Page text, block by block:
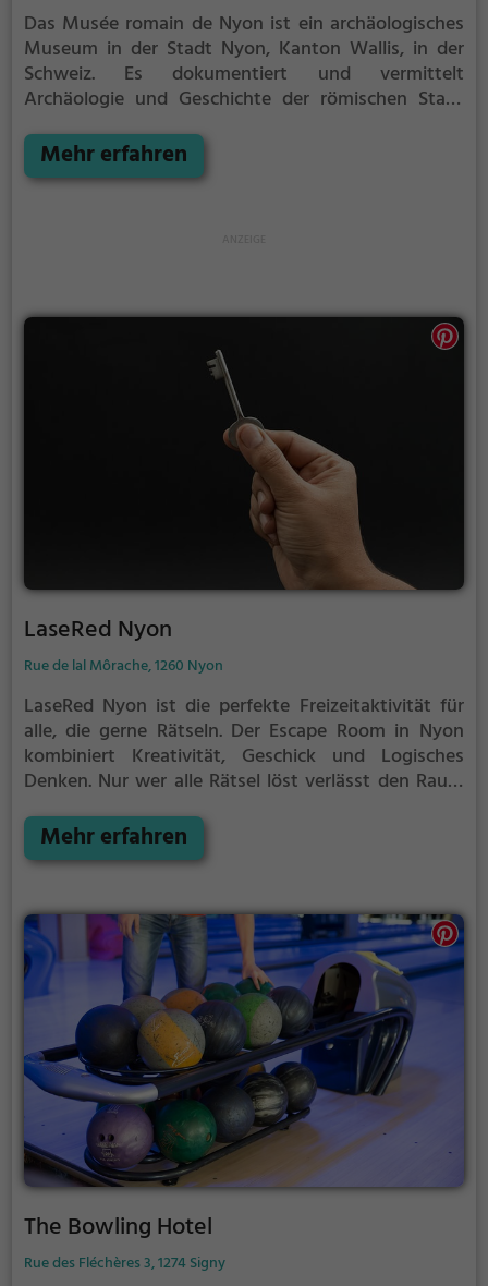
Das Musée romain de Nyon ist ein archäologisches
Museum in der Stadt Nyon, Kanton Wallis, in der
Schweiz. Es dokumentiert und vermittelt
Archäologie und Geschichte der römischen Stadt
welcher die neue Stadt Nyon hervorging.
Mehr erfahren
LaseRed Nyon
Rue de lal Môrache, 1260 Nyon
LaseRed Nyon ist die perfekte Freizeitaktivität für
alle, die gerne Rätseln. Der Escape Room in Nyon
kombiniert Kreativität, Geschick und Logisches
Denken. Nur wer alle Rätsel löst verlässt den Raum
gewinnen. Im Escape Room ist für Einzelkämpfer
kein Platz. Nur wer als Gruppe zusammenarbeitet
lösen.
Mehr erfahren
The Bowling Hotel
Rue des Fléchères 3, 1274 Signy